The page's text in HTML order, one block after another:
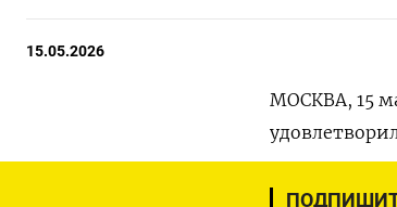
15.05.2026
МОСКВА, 15
триллиона